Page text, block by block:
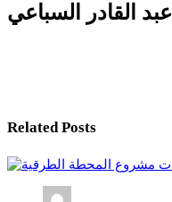
عبد القادر السباعي
Related Posts